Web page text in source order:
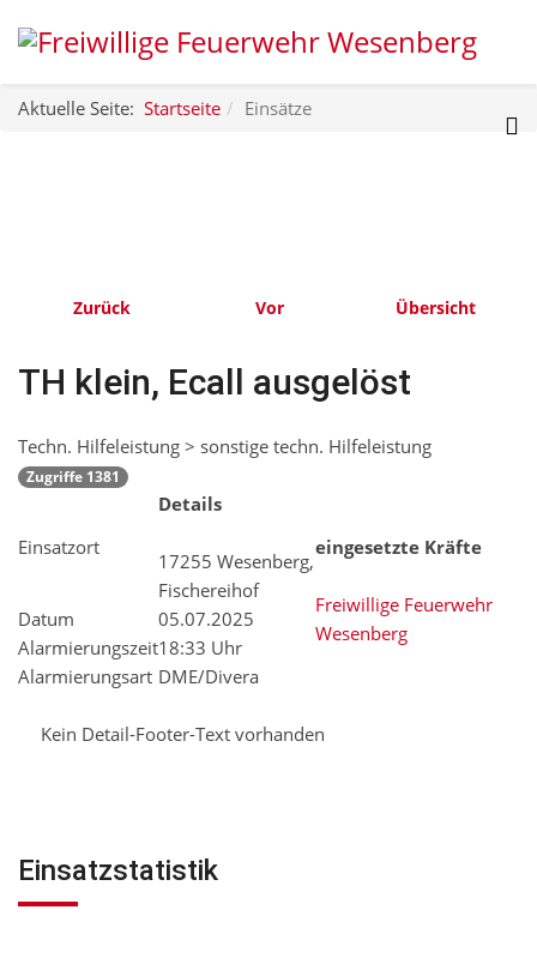
Aktuelle Seite: Startseite Einsätze
Zurück Vor Übersicht
TH klein, Ecall ausgelöst
Techn. Hilfeleistung > sonstige techn. Hilfeleistung
Zugriffe 1381
Einsatzort
Details
17255 Wesenberg,
Fischereihof
Datum
05.07.2025
Alarmierungszeit18:33 Uhr
Alarmierungsart DME/Divera
eingesetzte Kräfte
Freiwillige Feuerwehr
Wesenberg
Kein Detail-Footer-Text vorhanden
Einsatzstatistik